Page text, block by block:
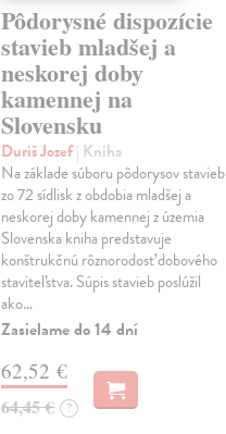
Pôdorysné dispozície
stavieb mladšej a
neskorej doby
kamennej na
Slovensku
Duriš Jozef| Kniha
Na základe súboru pôdorysov stavieb
zo 72 sídlisk z obdobia mladšej a
neskorej doby kamennej z územia
Slovenska kniha predstavuje
konštrukčnú rôznorodosť dobového
staviteľstva. Súpis stavieb poslúžil
ako…
Zasielame do 14 dní
62,52 €
64,45 € ?